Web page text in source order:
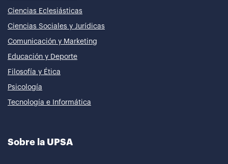
Ciencias Eclesiásticas
Ciencias Sociales y Jurídicas
Comunicación y Marketing
Educación y Deporte
Filosofía y Ética
Psicología
Tecnología e Informática
Sobre la UPSA